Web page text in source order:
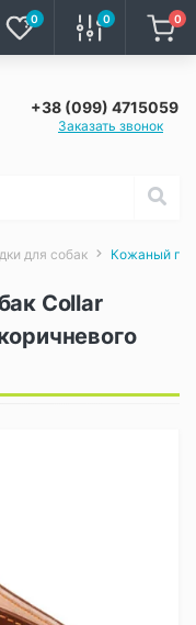
0 0 0
+38 (099) 4715059
Заказать звонок
для собак Кожаный
Collar